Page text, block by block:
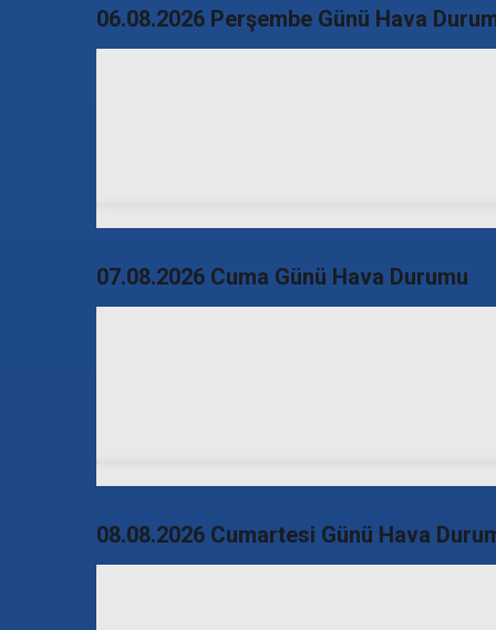
06.08.2026 Perşembe Günü Hava
07.08.2026 Cuma Günü Hava Durumu
08.08.2026 Cumartesi Günü Hava